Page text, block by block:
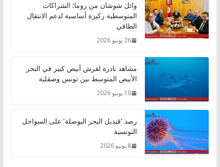
وائل شوشان من روما: الشراكات
المتوسطية ركيزة أساسية لدعم الانتقال
الطاقي
26 يونيو 2026
مشاهد نادرة لقرش أبيض كبير في البحر
الأبيض المتوسط بين تونس وصقلية
10 يونيو 2026
رصد ‘قنديل البحر البوصلة’ على السواحل
التونسية
8 يونيو 2026